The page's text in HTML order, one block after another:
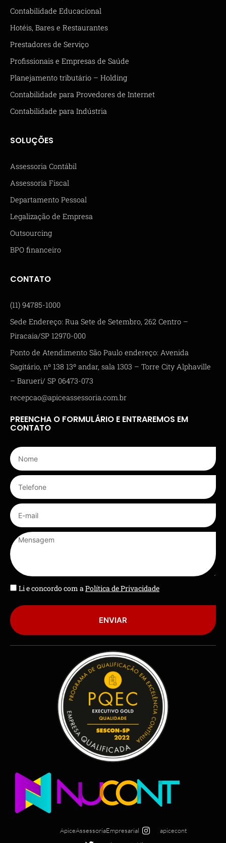
Contabilidade Educacional
Hotéis, Bares e Restaurantes
Prestadores de Serviço
Profissionais e Empresas de Saúde
Planejamento tributário – Holding
Contabilidade para Provedores de Internet
Contabilidade para Indústria
SOLUÇÕES
Assessoria Contábil
Assessoria Fiscal
Departamento Pessoal
Legalização de Empresa
Outsourcing
BPO financeiro
CONTATO
(11) 94785-1000
Sede Endereço: Rua Sete de Setembro, 262 Centro –
Piracaia/SP 12970-000
Ponto de Atendimento São Paulo endereço: Avenida
Sagitário, nº 138 13º andar, sala 1303 – Torre City Alphaville
– Barueri/ SP 06473-073
recepcao@apiceassessoria.com.br
PREENCHA O FORMULÁRIO E ENTRAREMOS EM
CONTATO
Li e concordo com aPolítica de Privacidade
ENVIAR
ApiceAssessoriaEmpresarial
apicecont